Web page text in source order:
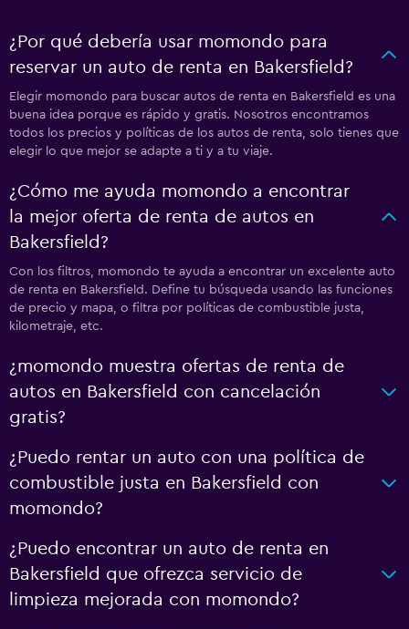
¿Por qué debería usar momondo para
reservar un auto de renta en Bakersfield?
Elegir momondo para buscar autos de renta en Bakersfield es una
buena idea porque es rápido y gratis. Nosotros encontramos
todos los precios y políticas de los autos de renta, solo tienes que
elegir lo que mejor se adapte a ti y a tu viaje.
¿Cómo me ayuda momondo a encontrar
la mejor oferta de renta de autos en
Bakersfield?
Con los filtros, momondo te ayuda a encontrar un excelente auto
de renta en Bakersfield. Define tu búsqueda usando las funciones
de precio y mapa, o filtra por políticas de combustible justa,
kilometraje, etc.
¿momondo muestra ofertas de renta de
autos en Bakersfield con cancelación
gratis?
¿Puedo rentar un auto con una política de
combustible justa en Bakersfield con
momondo?
¿Puedo encontrar un auto de renta en
Bakersfield que ofrezca servicio de
limpieza mejorada con momondo?